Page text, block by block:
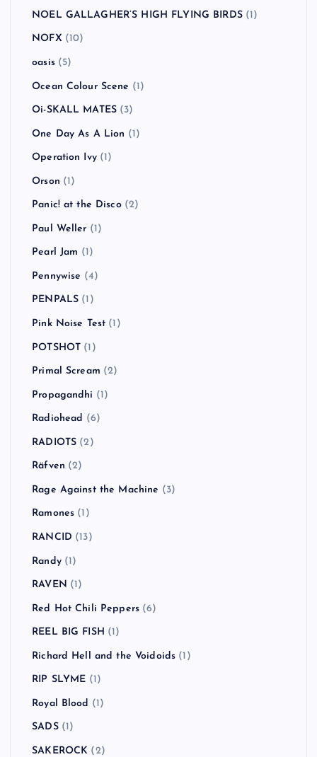
NOEL GALLAGHER’S HIGH FLYING BIRDS(1)
NOFX (10)
oasis(5)
Ocean Colour Scene (1)
Oi-SKALL MATES (3)
One Day As A Lion (1)
Operation Ivy(1)
Orson (1)
Panic! at the Disco(2)
Paul Weller (1)
Pearl Jam (1)
Pennywise (4)
PENPALS (1)
Pink Noise Test (1)
POTSHOT (1)
Primal Scream (2)
Propagandhi (1)
Radiohead (6)
RADIOTS (2)
Räfven (2)
Rage Against the Machine (3)
Ramones (1)
RANCID (13)
Randy(1)
RAVEN (1)
Red Hot Chili Peppers (6)
REEL BIG FISH (1)
Richard Hell and the Voidoids (1)
RIP SLYME (1)
Royal Blood (1)
SADS(1)
SAKEROCK (2)